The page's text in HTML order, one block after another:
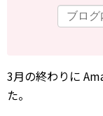
3月の終わりに
た。